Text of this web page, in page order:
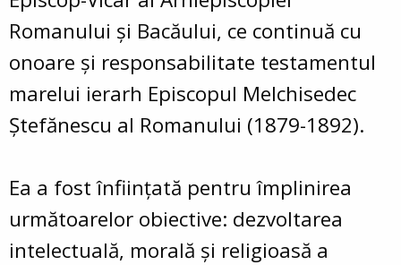
Romanului și Bacăului, ce continuă cu
onoare şi responsabilitate testamentul
marelui ierarh Episcopul Melchisedec
Ştefănescu al Romanului (1879-1892).
Ea a fost înfiinţată pentru împlinirea
următoarelor obiective: dezvoltarea
intelectuală, morală şi religioasă a